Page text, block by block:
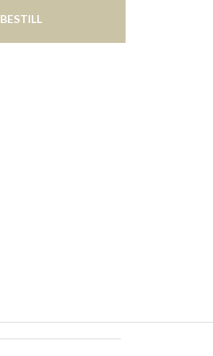
BESTILL